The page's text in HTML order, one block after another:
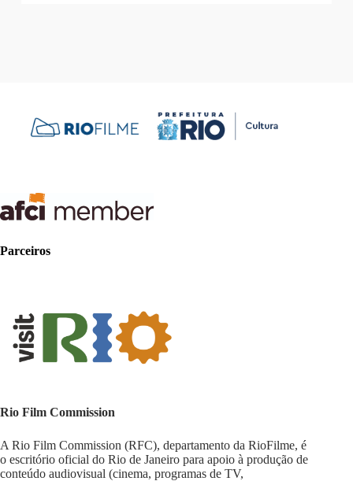
Parceiros
Rio Film Commission
A Rio Film Commission (RFC), departamento da RioFilme, é
o escritório oficial do Rio de Janeiro para apoio à produção de
conteúdo audiovisual (cinema, programas de TV,